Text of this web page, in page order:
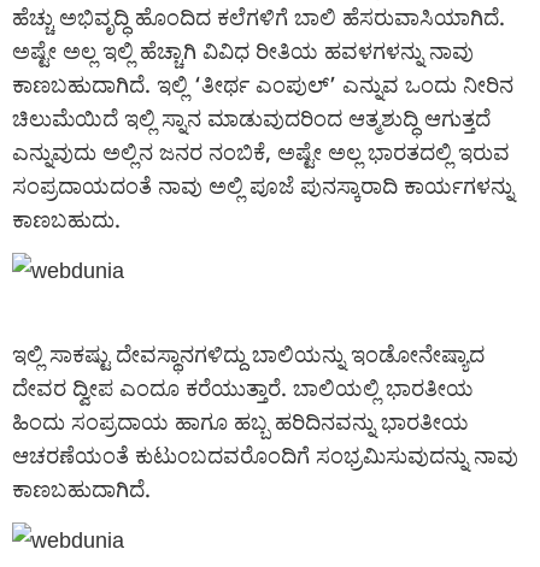
ಹೆಚ್ಚು ಅಭಿವೃದ್ಧಿ ಹೊಂದಿದ ಕಲೆಗಳಿಗೆ ಬಾಲಿ ಹೆಸರುವಾಸಿಯಾಗಿದೆ.
ಅಷ್ಟೇ ಅಲ್ಲ ಇಲ್ಲಿ ಹೆಚ್ಚಾಗಿ ವಿವಿಧ ರೀತಿಯ ಹವಳಗಳನ್ನು ನಾವು
ಕಾಣಬಹುದಾಗಿದೆ. ಇಲ್ಲಿ ‘ತೀರ್ಥ ಎಂಪುಲ್’ ಎನ್ನುವ ಒಂದು ನೀರಿನ
ಚಿಲುಮೆಯಿದೆ ಇಲ್ಲಿ ಸ್ನಾನ ಮಾಡುವುದರಿಂದ ಆತ್ಮಶುದ್ಧಿ ಆಗುತ್ತದೆ
ಎನ್ನುವುದು ಅಲ್ಲಿನ ಜನರ ನಂಬಿಕೆ, ಅಷ್ಟೇ ಅಲ್ಲ ಭಾರತದಲ್ಲಿ ಇರುವ
ಸಂಪ್ರದಾಯದಂತೆ ನಾವು ಅಲ್ಲಿ ಪೂಜೆ ಪುನಸ್ಕಾರಾದಿ ಕಾರ್ಯಗಳನ್ನು
ಕಾಣಬಹುದು.
ಇಲ್ಲಿ ಸಾಕಷ್ಟು ದೇವಸ್ಥಾನಗಳಿದ್ದು ಬಾಲಿಯನ್ನು ಇಂಡೋನೇಷ್ಯಾದ
ದೇವರ ದ್ವೀಪ ಎಂದೂ ಕರೆಯುತ್ತಾರೆ. ಬಾಲಿಯಲ್ಲಿ ಭಾರತೀಯ
ಹಿಂದು ಸಂಪ್ರದಾಯ ಹಾಗೂ ಹಬ್ಬ ಹರಿದಿನವನ್ನು ಭಾರತೀಯ
ಆಚರಣೆಯಂತೆ ಕುಟುಂಬದವರೊಂದಿಗೆ ಸಂಭ್ರಮಿಸುವುದನ್ನು ನಾವು
ಕಾಣಬಹುದಾಗಿದೆ.